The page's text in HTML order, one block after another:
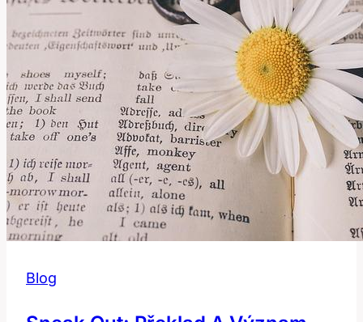
Blog